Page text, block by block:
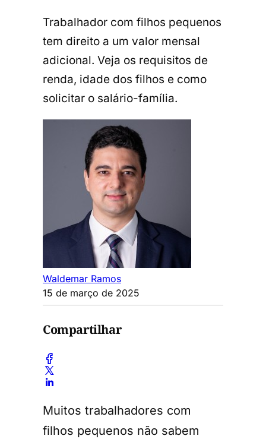
Trabalhador com filhos pequenos
tem direito a um valor mensal
adicional. Veja os requisitos de
renda, idade dos filhos e como
solicitar o salário-família.
Waldemar Ramos
15 de março de 2025
Compartilhar
Muitos trabalhadores com
filhos pequenos não sabem